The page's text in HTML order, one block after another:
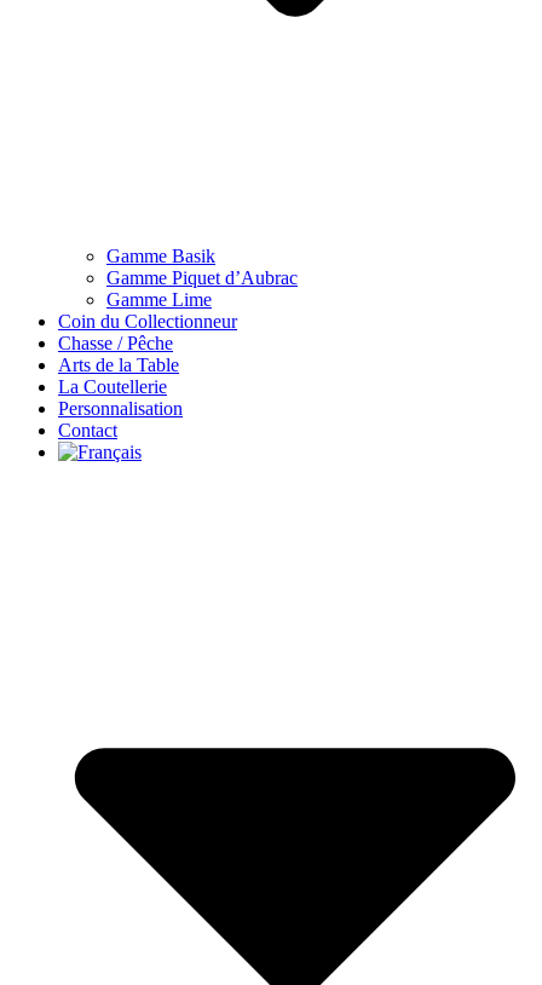
Gamme Basik
Gamme Piquet d’Aubrac
Gamme Lime
Coin du Collectionneur
Chasse / Pêche
Arts de la Table
La Coutellerie
Personnalisation
Contact